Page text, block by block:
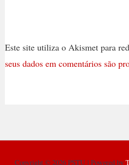
Este site utiliza o Akismet para
seus dados em comentários são
Copyright © 2026 PSTU | Powered by